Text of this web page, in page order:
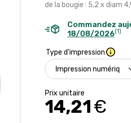
de la bougie : 5,2 x diam
Commandez
18/08/2026(1)
Type d'impression
14,21€